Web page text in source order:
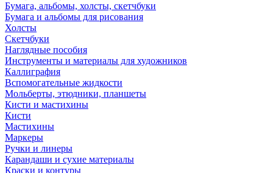
Бумага, альбомы, холсты, скетчбуки
Бумага и альбомы для рисования
Холсты
Скетчбуки
Наглядные пособия
Инструменты и материалы для художников
Каллиграфия
Вспомогательные жидкости
Мольберты, этюдники, планшеты
Кисти и мастихины
Кисти
Мастихины
Маркеры
Ручки и линеры
Карандаши и сухие материалы
Краски и контуры